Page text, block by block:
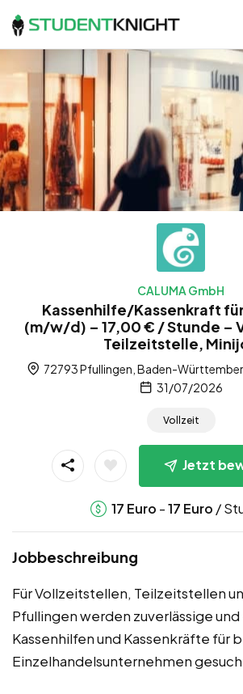
CALUMA GmbH
Kassenhilfe/Kassenkraft
(m/w/d) – 17,00 € / Stunde –
Teilzeitstelle,
72793 Pfullingen, Baden-
31/07/2026
Vollzeit
Jetzt
17 Euro -17 Euro /
Jobbeschreibung
Für Vollzeitstellen, Teilzeitstellen
Pfullingen werden zuverlässige
Kassenhilfen und Kassenkräfte für
Einzelhandelsunternehmen